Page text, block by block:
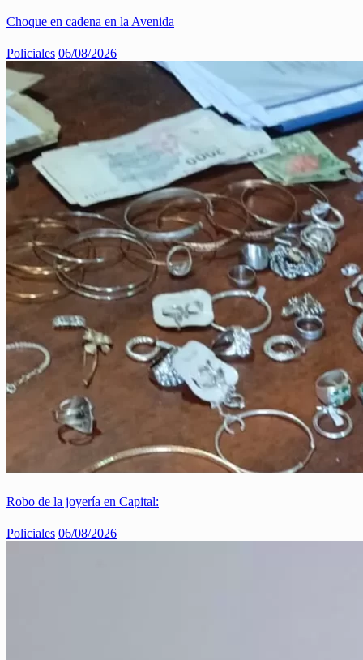
Choque en cadena en la Avenida
Policiales 06/08/2026
Robo de la joyería en Capital:
Policiales 06/08/2026